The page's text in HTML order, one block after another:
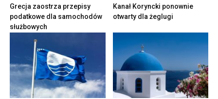
Grecja zaostrza przepisy
podatkowe dla samochodów
służbowych
Kanał Koryncki ponownie
otwarty dla żeglugi